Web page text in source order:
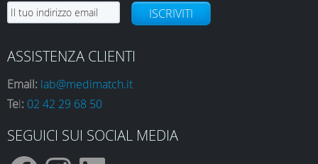
ISCRIVITI
ASSISTENZA CLIENTI
Email: lab@medimatch.it
Tel: 02 42 29 68 50
SEGUICI SUI SOCIAL MEDIA